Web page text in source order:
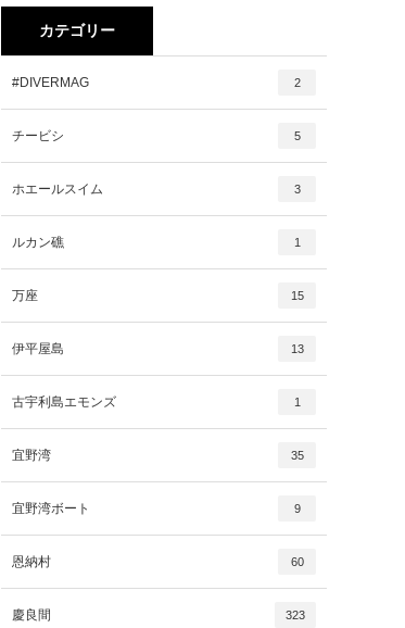
カテゴリー
#DIVERMAG 2
チービシ 5
ホエールスイム 3
ルカン礁 1
万座 15
伊平屋島 13
古宇利島エモンズ 1
宜野湾 35
宜野湾ボート 9
恩納村 60
慶良間 323